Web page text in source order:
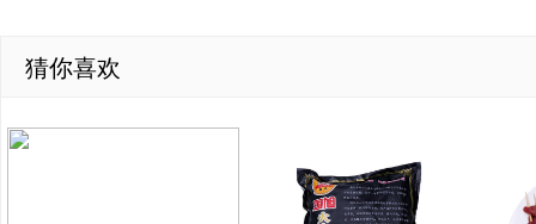
猜你喜欢